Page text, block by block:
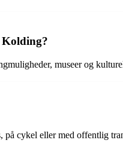
Kolding?
museer og
cykel eller med offentlig